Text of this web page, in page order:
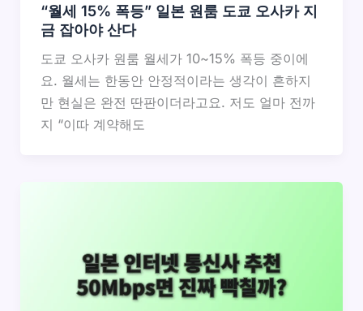
“월세 15% 폭등” 일본 원룸 도쿄 오사카 지
금 잡아야 산다
도쿄 오사카 원룸 월세가 10~15% 폭등 중이에
요. 월세는 한동안 안정적이라는 생각이 흔하지
만 현실은 완전 딴판이더라고요. 저도 얼마 전까
지 “이따 계약해도